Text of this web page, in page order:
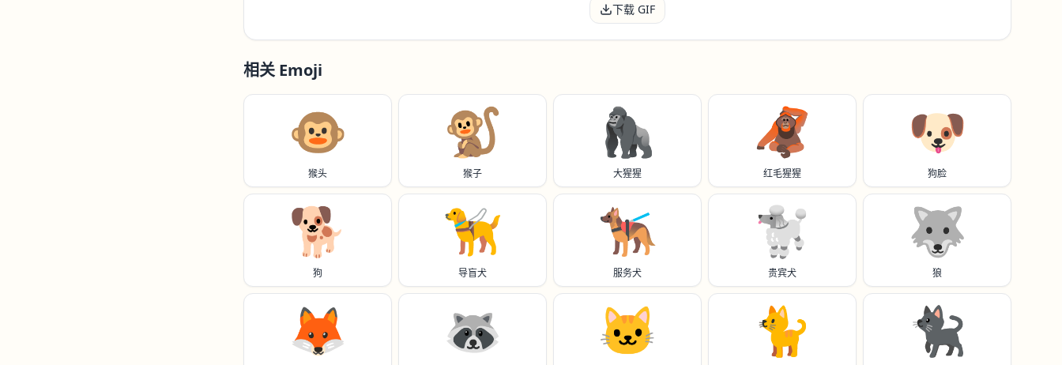
下载 GIF
相关 Emoji
🐵
猴头
🐒
猴子
🦍
大猩猩
🦧
红毛猩猩
🐶
狗脸
🐕️
狗
🦮
导盲犬
🐕‍🦺
服务犬
🐩
贵宾犬
🐺
狼
🦊 🦝 🐱 🐈️ 🐈‍⬛